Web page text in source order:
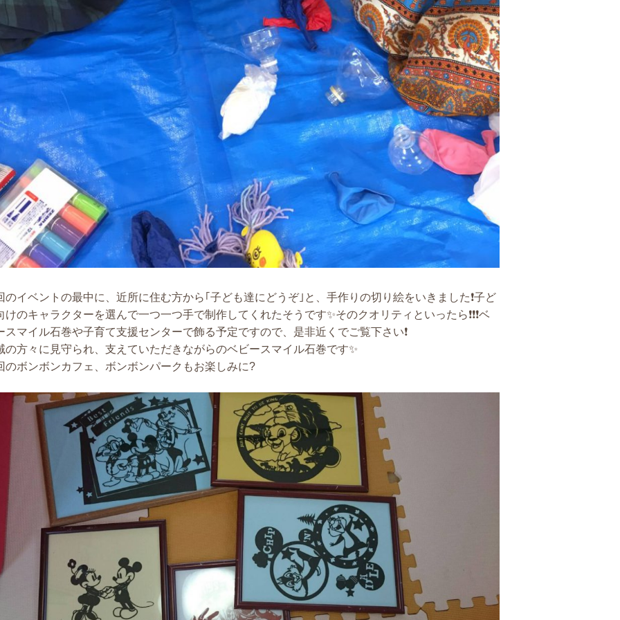
のイベントの最中に、近所に住む方から｢子ども達にどうぞ｣と、手作りの切り絵をいきました❗子ど
けのキャラクターを選んで一つ一つ手で制作してくれたそうです✨そのクオリティといったら❗❗❗ベ
スマイル石巻や子育て支援センターで飾る予定ですので、是非近くでご覧下さい❗
の方々に見守られ、支えていただきながらのベビースマイル石巻です✨
のボンボンカフェ、ボンボンパークもお楽しみに?